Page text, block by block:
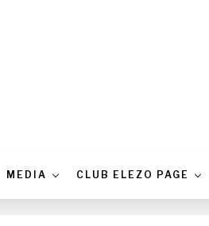
MEDIA CLUB ELEZO PAGE